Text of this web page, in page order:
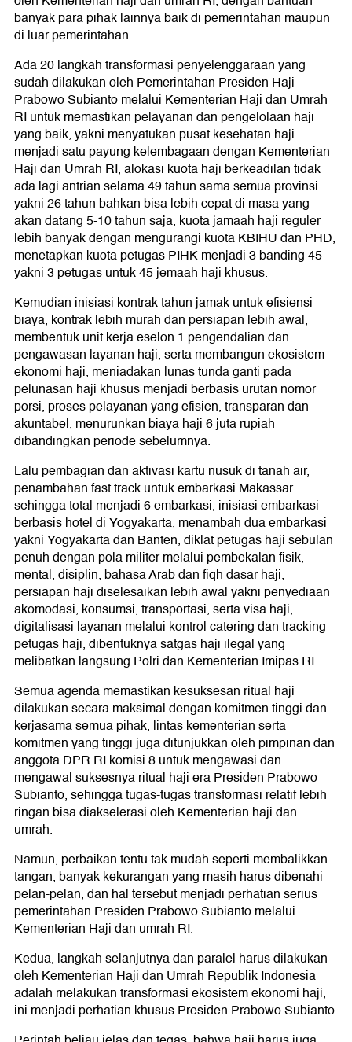
banyak para pihak lainnya baik di pemerintahan maupun
di luar pemerintahan.
Ada 20 langkah transformasi penyelenggaraan yang
sudah dilakukan oleh Pemerintahan Presiden Haji
Prabowo Subianto melalui Kementerian Haji dan Umrah
RI untuk memastikan pelayanan dan pengelolaan haji
yang baik, yakni menyatukan pusat kesehatan haji
menjadi satu payung kelembagaan dengan Kementerian
Haji dan Umrah RI, alokasi kuota haji berkeadilan tidak
ada lagi antrian selama 49 tahun sama semua provinsi
yakni 26 tahun bahkan bisa lebih cepat di masa yang
akan datang 5-10 tahun saja, kuota jamaah haji reguler
lebih banyak dengan mengurangi kuota KBIHU dan PHD,
menetapkan kuota petugas PIHK menjadi 3 banding 45
yakni 3 petugas untuk 45 jemaah haji khusus.
Kemudian inisiasi kontrak tahun jamak untuk efisiensi
biaya, kontrak lebih murah dan persiapan lebih awal,
membentuk unit kerja eselon 1 pengendalian dan
pengawasan layanan haji, serta membangun ekosistem
ekonomi haji, meniadakan lunas tunda ganti pada
pelunasan haji khusus menjadi berbasis urutan nomor
porsi, proses pelayanan yang efisien, transparan dan
akuntabel, menurunkan biaya haji 6 juta rupiah
dibandingkan periode sebelumnya.
Lalu pembagian dan aktivasi kartu nusuk di tanah air,
penambahan fast track untuk embarkasi Makassar
sehingga total menjadi 6 embarkasi, inisiasi embarkasi
berbasis hotel di Yogyakarta, menambah dua embarkasi
yakni Yogyakarta dan Banten, diklat petugas haji sebulan
penuh dengan pola militer melalui pembekalan fisik,
mental, disiplin, bahasa Arab dan fiqh dasar haji,
persiapan haji diselesaikan lebih awal yakni penyediaan
akomodasi, konsumsi, transportasi, serta visa haji,
digitalisasi layanan melalui kontrol catering dan tracking
petugas haji, dibentuknya satgas haji ilegal yang
melibatkan langsung Polri dan Kementerian Imipas RI.
Semua agenda memastikan kesuksesan ritual haji
dilakukan secara maksimal dengan komitmen tinggi dan
kerjasama semua pihak, lintas kementerian serta
komitmen yang tinggi juga ditunjukkan oleh pimpinan dan
anggota DPR RI komisi 8 untuk mengawasi dan
mengawal suksesnya ritual haji era Presiden Prabowo
Subianto, sehingga tugas-tugas transformasi relatif lebih
ringan bisa diakselerasi oleh Kementerian haji dan
umrah.
Namun, perbaikan tentu tak mudah seperti membalikkan
tangan, banyak kekurangan yang masih harus dibenahi
pelan-pelan, dan hal tersebut menjadi perhatian serius
pemerintahan Presiden Prabowo Subianto melalui
Kementerian Haji dan umrah RI.
Kedua, langkah selanjutnya dan paralel harus dilakukan
oleh Kementerian Haji dan Umrah Republik Indonesia
adalah melakukan transformasi ekosistem ekonomi haji,
ini menjadi perhatian khusus Presiden Prabowo Subianto.